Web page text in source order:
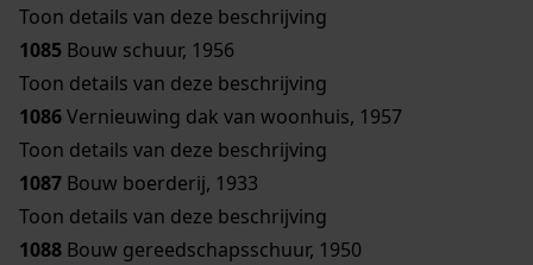
Toon details van deze beschrijving
1085 Bouw schuur, 1956
Toon details van deze beschrijving
1086Vernieuwing dak van woonhuis, 1957
Toon details van deze beschrijving
1087 Bouw boerderij, 1933
Toon details van deze beschrijving
1088 Bouw gereedschapsschuur, 1950